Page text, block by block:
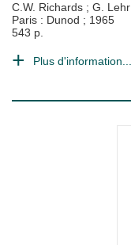
C.W. Richards ; G. Lehr
Paris : Dunod ; 1965
543 p.
Plus d'information...